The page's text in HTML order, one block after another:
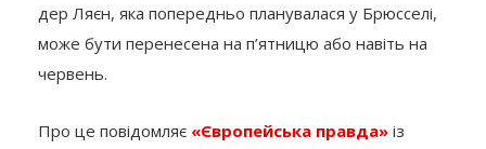
дер Ляєн, яка попередньо планувалася у Брюсселі,
може бути перенесена на п’ятницю або навіть на
червень.
Про це повідомляє «Європейська правда» із